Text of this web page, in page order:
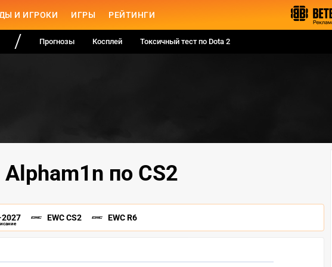
И ИГРОКИ ИГРЫ РЕЙТИНГИ
Прогнозы Косплей Токсичный тест по Dota 2
по CS2
EWC CS2 EWC R6